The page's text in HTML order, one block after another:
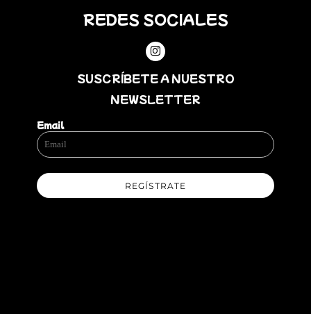
REDES SOCIALES
SUSCRÍBETE A NUESTRO
NEWSLETTER
Email
REGÍSTRATE